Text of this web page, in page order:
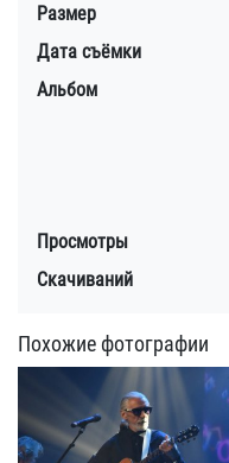
Размер
Дата съёмки
Альбом
Просмотры
Скачиваний
Похожие фотографии